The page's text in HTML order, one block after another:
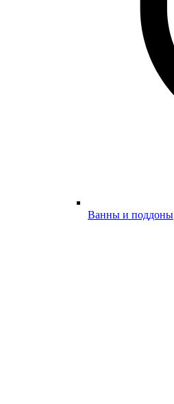
Ванны и поддоны